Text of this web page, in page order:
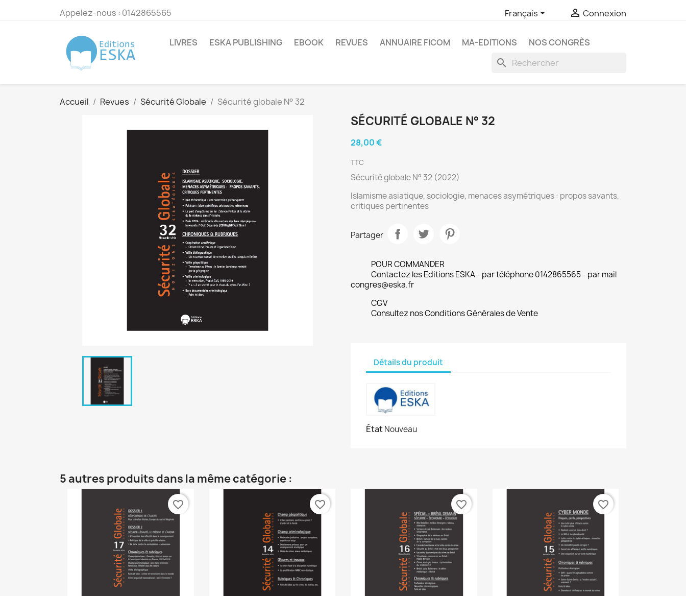
Appelez-nous : 0142865565 Français  Connexion
LIVRES ESKA PUBLISHING EBOOK REVUES ANNUAIRE FICOM MA-EDITIONS NOS CONGRÈS
search
Accueil Revues Sécurité Globale Sécurité globale N° 32
SÉCURITÉ GLOBALE N° 32
28,00 €
TTC
Sécurité globale N° 32 (2022)
Islamisme asiatique, sociologie, menaces asymétriques : propos savants,
critiques pertinentes
Partager
POUR COMMANDER
Contactez les Editions ESKA - par téléphone 0142865565 - par mail
congres@eska.fr
CGV
Consultez nos Conditions Générales de Vente
Détails du produit
ÉtatNouveau
5 autres produits dans la même catégorie :
favorite_border favorite_border favorite_border favorite_border